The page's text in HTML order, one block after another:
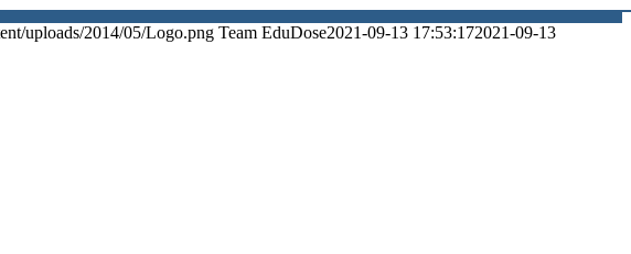
uploads/2014/05/Logo.png Team EduDose2021-09-13 17:53:172021-09-13